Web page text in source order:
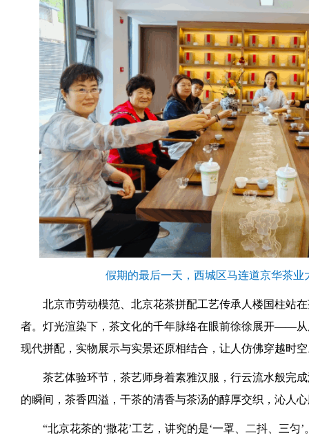
假期的最后一天，西城区马连道京华茶业
北京市劳动模范、北京花茶拼配工艺传承人楼国柱站
者。灯光渲染下，茶文化的千年脉络在眼前徐徐展开——
现代拼配，实物展示与实景还原相结合，让人仿佛穿越时
茶艺体验环节，茶艺师身着素雅汉服，行云流水般完
的瞬间，茶香四溢，干茶的清香与茶汤的醇厚交织，沁人
“北京花茶的‘撒花’工艺，讲究的是‘一罩、二抖、三匀